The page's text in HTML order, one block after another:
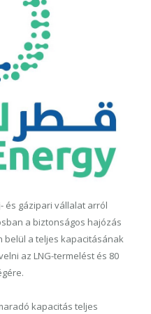
és gázipari vállalat arról
a biztonságos hajózás
belül a teljes kapacitásának
az LNG-termelést és 80
kapacitás teljes